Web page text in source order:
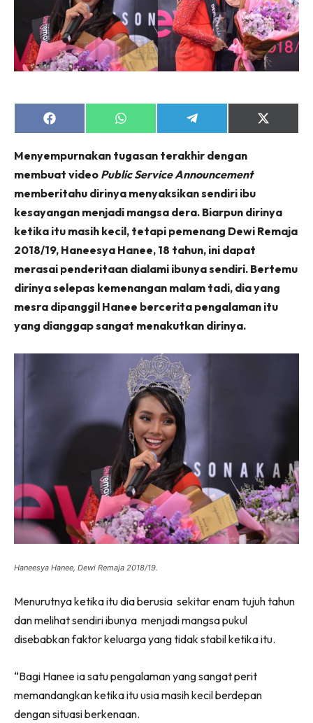
Share
on
Share
on
Share
on
Share
on
Menyempurnakan tugasan terakhir dengan
membuat video Public Service Announcement
memberitahu dirinya menyaksikan sendiri ibu
kesayangan menjadi mangsa dera. Biarpun dirinya
ketika itu masih kecil, tetapi pemenang Dewi Remaja
2018/19, Haneesya Hanee, 18 tahun, ini dapat
merasai penderitaan dialami ibunya sendiri. Bertemu
dirinya selepas kemenangan malam tadi, dia yang
mesra dipanggil Hanee bercerita pengalaman itu
yang dianggap sangat menakutkan dirinya.
Haneesya Hanee, Dewi Remaja 2018/19.
Menurutnya ketika itu dia berusia sekitar enam tujuh tahun
dan melihat sendiri ibunya menjadi mangsa pukul
disebabkan faktor keluarga yang tidak stabil ketika itu.
“Bagi Hanee ia satu pengalaman yang sangat perit
memandangkan ketika itu usia masih kecil berdepan
dengan situasi berkenaan.